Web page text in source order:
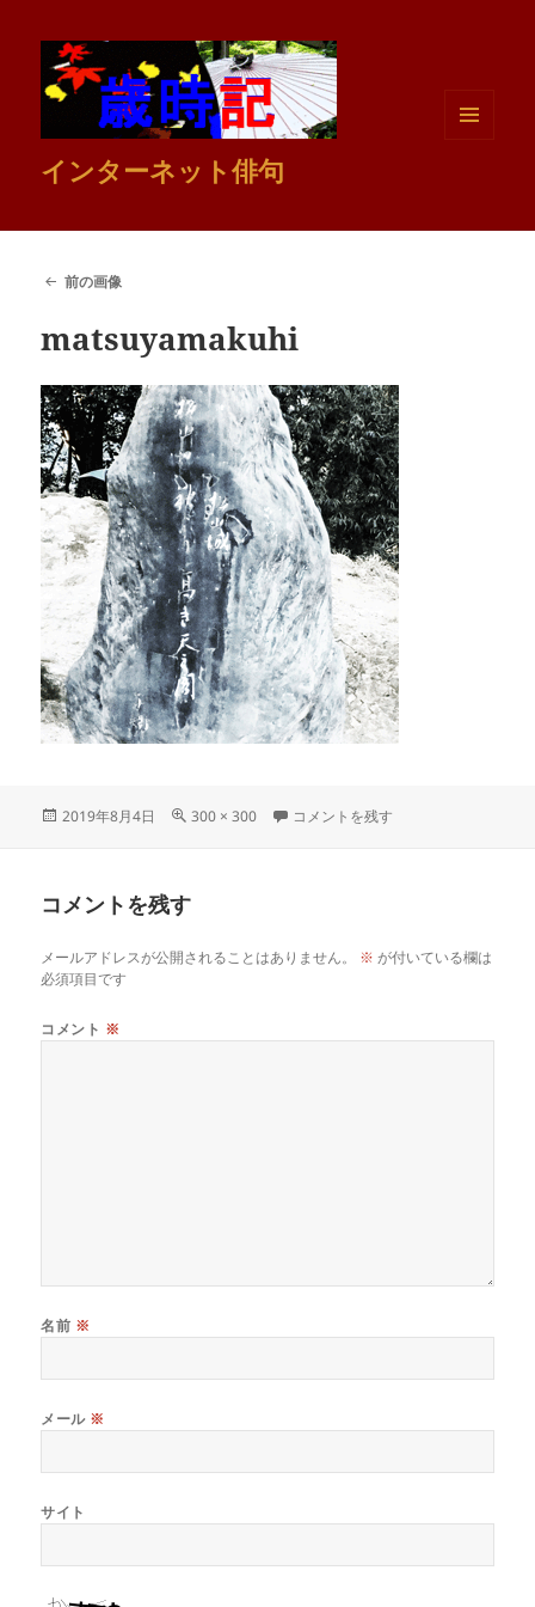
インターネット俳句
前の画像
matsuyamakuhi
投
2019年8月4日
フ
ズ
300 × 300 matsuyamakuhi に
コメントを残す
コメントを残す
メールアドレスが公開されることはありません。 ※ が付いている欄は
必須項目です
コメント ※
名前 ※
メール ※
サイト